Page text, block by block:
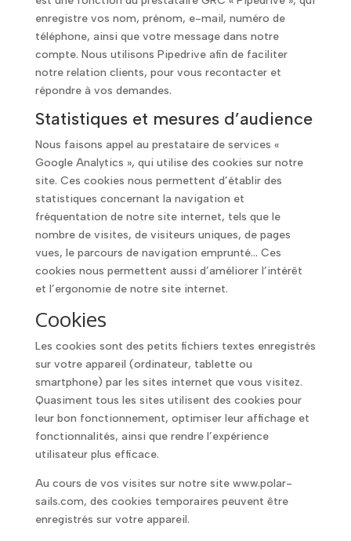
enregistre vos nom, prénom, e-mail, numéro de
téléphone, ainsi que votre message dans notre
compte. Nous utilisons Pipedrive afin de faciliter
notre relation clients, pour vous recontacter et
répondre à vos demandes.
Statistiques et mesures d’audience
Nous faisons appel au prestataire de services «
Google Analytics », qui utilise des cookies sur notre
site. Ces cookies nous permettent d’établir des
statistiques concernant la navigation et
fréquentation de notre site internet, tels que le
nombre de visites, de visiteurs uniques, de pages
vues, le parcours de navigation emprunté… Ces
cookies nous permettent aussi d’améliorer l’intérêt
et l’ergonomie de notre site internet.
Cookies
Les cookies sont des petits fichiers textes enregistrés
sur votre appareil (ordinateur, tablette ou
smartphone) par les sites internet que vous visitez.
Quasiment tous les sites utilisent des cookies pour
leur bon fonctionnement, optimiser leur affichage et
fonctionnalités, ainsi que rendre l’expérience
utilisateur plus efficace.
Au cours de vos visites sur notre site www.polar-
sails.com, des cookies temporaires peuvent être
enregistrés sur votre appareil.